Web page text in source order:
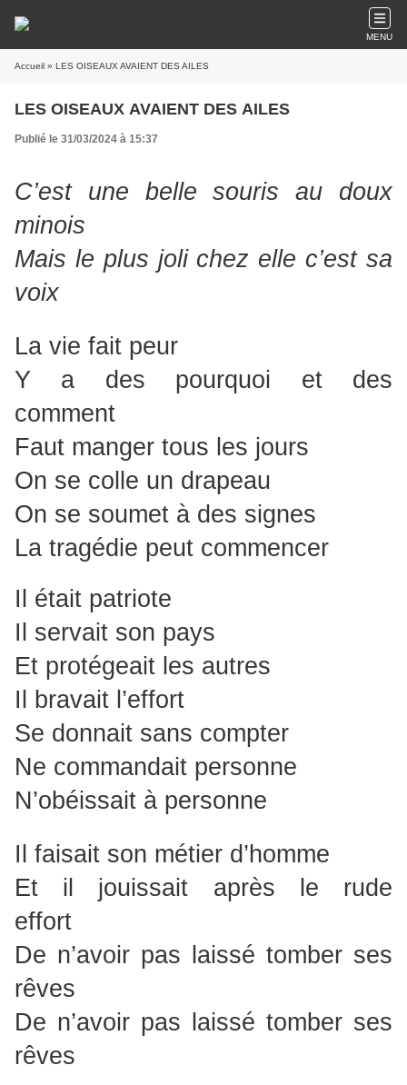
MENU
Accueil » LES OISEAUX AVAIENT DES AILES
LES OISEAUX AVAIENT DES AILES
Publié le 31/03/2024 à 15:37
C’est une belle souris au doux
minois
Mais le plus joli chez elle c’est sa
voix
La vie fait peur
Y a des pourquoi et des
comment
Faut manger tous les jours
On se colle un drapeau
On se soumet à des signes
La tragédie peut commencer
Il était patriote
Il servait son pays
Et protégeait les autres
Il bravait l’effort
Se donnait sans compter
Ne commandait personne
N’obéissait à personne
Il faisait son métier d’homme
Et il jouissait après le rude
effort
De n’avoir pas laissé tomber ses
rêves
De n’avoir pas laissé tomber ses
rêves